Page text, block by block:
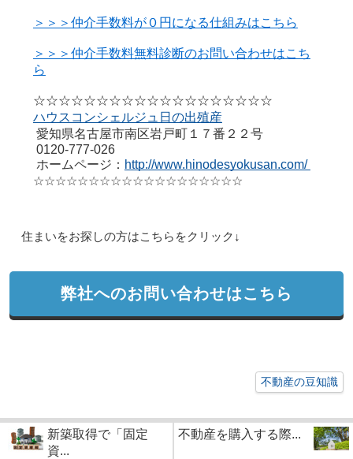
＞＞＞仲介手数料が０円になる仕組みはこちら
＞＞＞仲介手数料無料診断のお問い合わせはこち
ら
☆☆☆☆☆☆☆☆☆☆☆☆☆☆☆☆☆☆☆
ハウスコンシェルジュ日の出殖産
愛知県名古屋市南区岩戸町１７番２２号
0120-777-026
ホームページ： http://www.hinodesyokusan.com/
☆☆☆☆☆☆☆☆☆☆☆☆☆☆☆☆☆☆☆
住まいをお探しの方はこちらをクリック↓
弊社へのお問い合わせはこちら
不動産の豆知識
新築取得で「固定
資...
不動産を購入する際...